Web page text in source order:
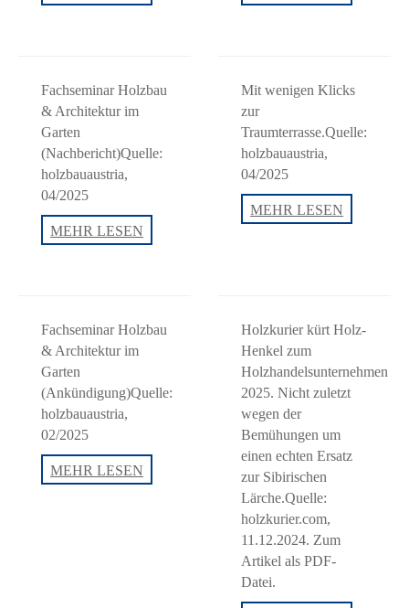
Fachseminar Holzbau
& Architektur im
Garten
(Nachbericht)Quelle:
holzbauaustria,
04/2025
MEHR LESEN
Mit wenigen Klicks
zur
Traumterrasse.Quelle:
holzbauaustria,
04/2025
MEHR LESEN
Fachseminar Holzbau
& Architektur im
Garten
(Ankündigung)Quelle:
holzbauaustria,
02/2025
MEHR LESEN
Holzkurier kürt Holz-
Henkel zum
Holzhandelsunternehmen
2025. Nicht zuletzt
wegen der
Bemühungen um
einen echten Ersatz
zur Sibirischen
Lärche.Quelle:
holzkurier.com,
11.12.2024. Zum
Artikel als PDF-
Datei.